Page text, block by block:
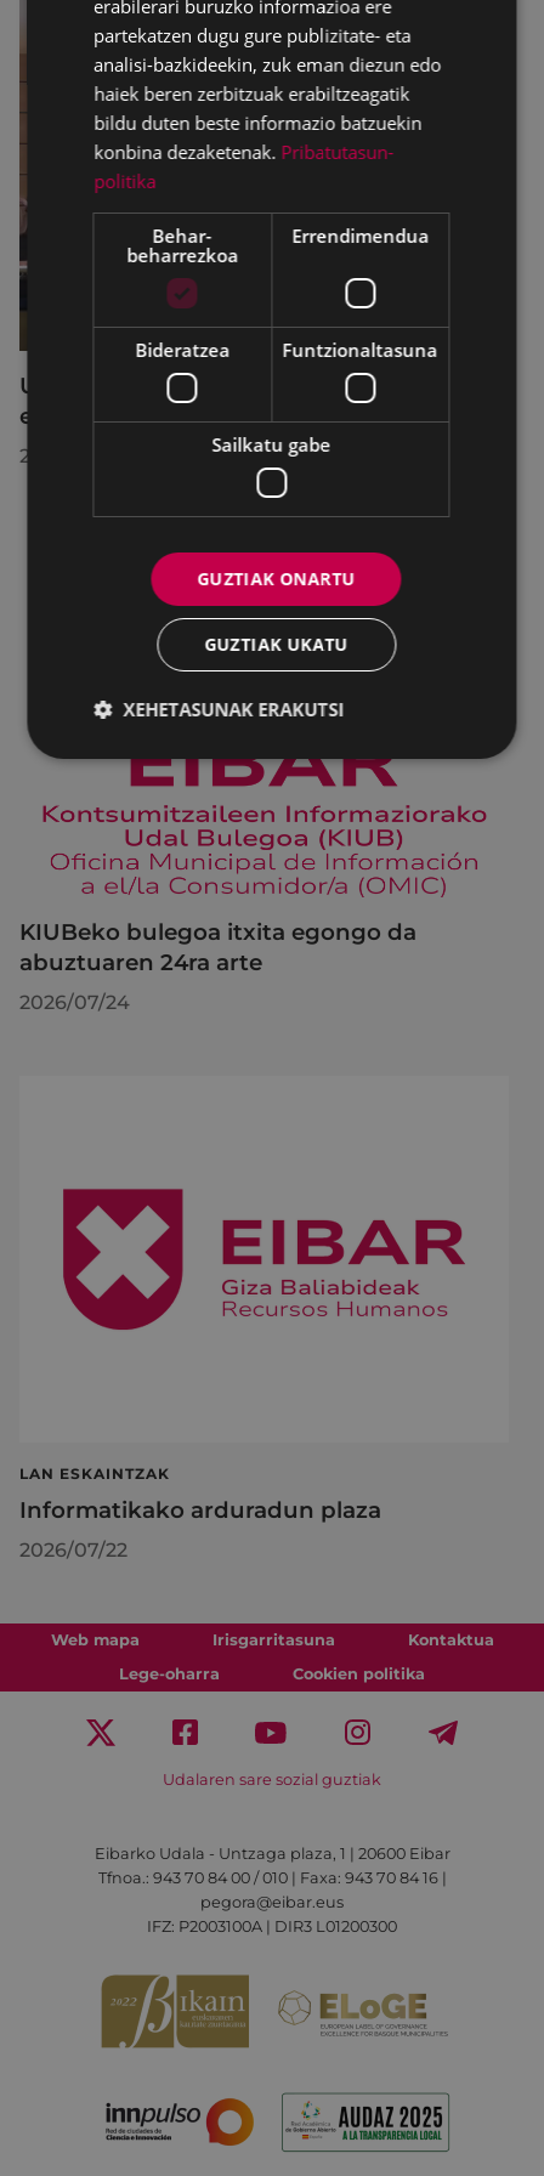
Udalbatzak 2026ko uztailaren 27an
egindako bilkuran hartutako erabakiak
2026/07/28
KIUBeko bulegoa itxita egongo da
abuztuaren 24ra arte
2026/07/24
LAN ESKAINTZAK
Informatikako arduradun plaza
2026/07/22
Web mapa Irisgarritasuna
Kontaktua
Lege-oharra
Cookien politika
Udalaren sare sozial guztiak
Eibarko Udala - Untzaga plaza, 1 | 20600 Eibar
Tfnoa.: 943 70 84 00 / 010 | Faxa: 943 70 84 16 |
pegora@eibar.eus
IFZ: P2003100A | DIR3 L01200300
erabilerari buruzko informazioa ere
partekatzen dugu gure publizitate- eta
analisi-bazkideekin, zuk eman diezun edo
haiek beren zerbitzuak erabiltzeagatik
bildu duten beste informazio batzuekin
konbina dezaketenak. Pribatutasun-
politika
Behar-
beharrezkoa
Errendimendua
Bideratzea Funtzionaltasuna
Sailkatu gabe
GUZTIAK ONARTU
GUZTIAK UKATU
XEHETASUNAK ERAKUTSI